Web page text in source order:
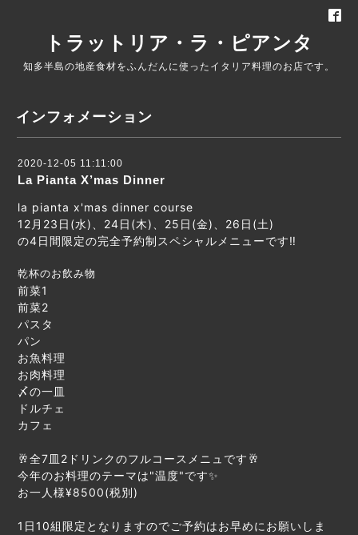
トラットリア・ラ・ピアンタ
知多半島の地産食材をふんだんに使ったイタリア料理のお店です。
インフォメーション
2020-12-05 11:11:00
La Pianta X’mas Dinner
la pianta x'mas dinner course
12月23日(水)、24日(木)、25日(金)、26日(土)
の4日間限定の完全予約制スペシャルメニューです‼️
乾杯のお飲み物
前菜1
前菜2
パスタ
パン
お魚料理
お肉料理
〆の一皿
ドルチェ
カフェ
🥂全7皿2ドリンクのフルコースメニュです🥂
今年のお料理のテーマは"温度"です✨
お一人様¥8500(税別)
1日10組限定となりますのでご予約はお早めにお願いしま